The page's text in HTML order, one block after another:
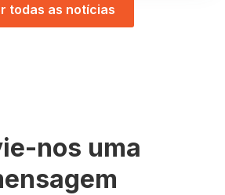
todas as notícias
nos uma